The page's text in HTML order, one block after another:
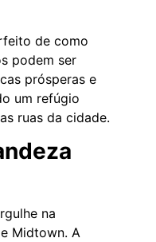
de como
podem ser
prósperas e
um refúgio
ruas da cidade.
na
Midtown. A